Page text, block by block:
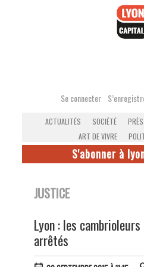
Se connecter
ACTUALITÉS SOCIÉTÉ
ART DE VIVRE
S'abonner à
JUSTICE
Lyon : les
arrêtés